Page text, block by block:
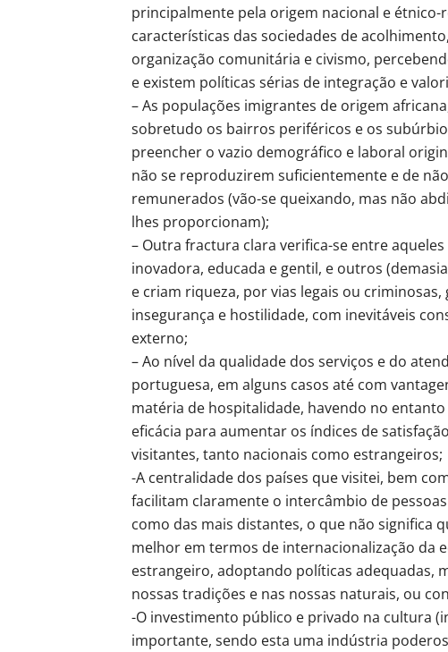
principalmente pela origem nacional e
características das sociedades de
organização comunitária e civismo,
e existem políticas sérias de integração e
– As populações imigrantes de origem
sobretudo os bairros periféricos e os
preencher o vazio demográfico e laboral
não se reproduzirem suficientemente e de
remunerados (vão-se queixando, mas não
lhes proporcionam);
– Outra fractura clara verifica-se entre
inovadora, educada e gentil, e outros
e criam riqueza, por vias legais ou
insegurança e hostilidade, com inevitáveis
externo;
– Ao nível da qualidade dos serviços e do
portuguesa, em alguns casos até com
matéria de hospitalidade, havendo no
eficácia para aumentar os índices de
visitantes, tanto nacionais como estrangeiros;
-A centralidade dos países que visitei, bem
facilitam claramente o intercâmbio de
como das mais distantes, o que não significa
melhor em termos de internacionalização da
estrangeiro, adoptando políticas adequadas,
nossas tradições e nas nossas naturais, ou
-O investimento público e privado na cultura
importante, sendo esta uma indústria